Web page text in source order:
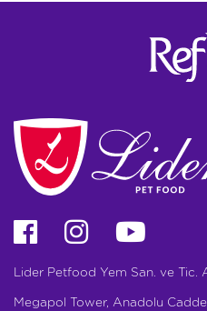
Lider Petfood Yem San. ve Tic.
Megapol Tower, Anadolu